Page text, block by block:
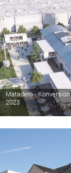
Matadero -
2023